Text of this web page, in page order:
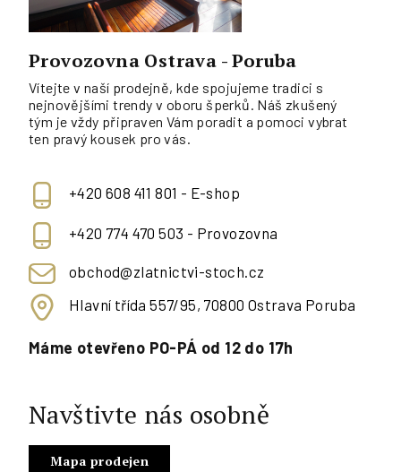
Provozovna Ostrava - Poruba
Vítejte v naší prodejně, kde spojujeme tradici s
nejnovějšími trendy v oboru šperků. Náš zkušený
tým je vždy připraven Vám poradit a pomoci vybrat
ten pravý kousek pro vás.
+420 608 411 801 - E-shop
+420 774 470 503 - Provozovna
obchod@zlatnictvi-stoch.cz
Hlavní třída 557/95, 70800 Ostrava Poruba
Máme otevřeno PO-PÁ od 12 do 17h
Navštivte nás osobně
Mapa prodejen